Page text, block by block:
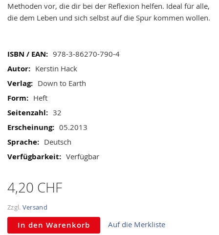
Methoden vor, die dir bei der Reflexion helfen. Ideal für alle,
die dem Leben und sich selbst auf die Spur kommen wollen.
Mehr
Informationen
978-3-86270-790-4
Kerstin Hack
Down to Earth
Heft
32
05.2013
Deutsch
Verfügbar
4,20 CHF
Zzgl. Versand
In den Warenkorb Auf die Merkliste